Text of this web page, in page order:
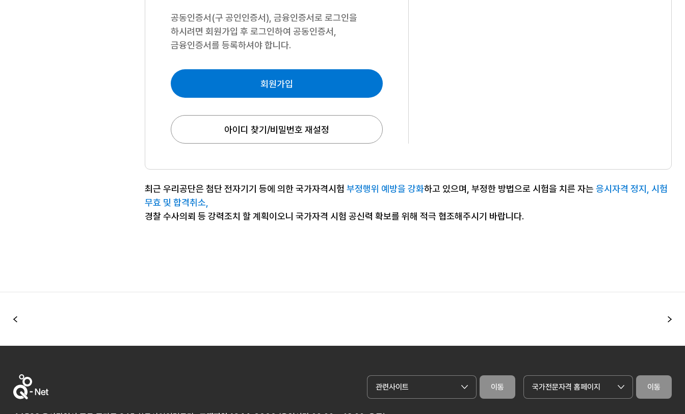
공동인증서(구 공인인증서), 금융인증서로 로그인을
하시려면 회원가입 후 로그인하여 공동인증서,
금융인증서를 등록하셔야 합니다.
회원가입
아이디 찾기/비밀번호 재설정
최근 우리공단은 첨단 전자기기 등에 의한 국가자격시험 부정행위 예방을 강화하고 있으며, 부정한 방법으로 시험을 치른 자는 응시자격 정지, 시험
무효 및 합격취소,
경찰 수사의뢰 등 강력조치 할 계획이오니 국가자격 시험 공신력 확보를 위해 적극 협조해주시기 바랍니다.
관련사이트 이동 국가전문자격 홈페이지 이동